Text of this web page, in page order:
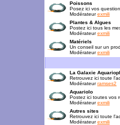
Poissons
Posez ici vos
Modérateurexmili
Plantes & Algues
Postez ici tous les
Modérateurexmili
Matériels
Un conseil sur un
Modérateurexmili
La Galaxie
Retrouvez ici toute
Modérateurramses2
Aquariolo
Postez ici toutes vos
Modérateurexmili
Autres sites
Retrouvez ici toute
Modérateurexmili